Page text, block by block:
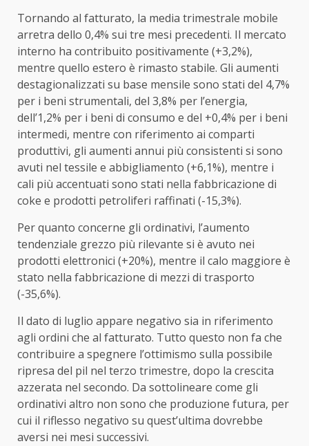
Tornando al fatturato, la media trimestrale mobile
arretra dello 0,4% sui tre mesi precedenti. Il mercato
interno ha contribuito positivamente (+3,2%),
mentre quello estero è rimasto stabile. Gli aumenti
destagionalizzati su base mensile sono stati del 4,7%
per i beni strumentali, del 3,8% per l’energia,
dell’1,2% per i beni di consumo e del +0,4% per i beni
intermedi, mentre con riferimento ai comparti
produttivi, gli aumenti annui più consistenti si sono
avuti nel tessile e abbigliamento (+6,1%), mentre i
cali più accentuati sono stati nella fabbricazione di
coke e prodotti petroliferi raffinati (-15,3%).
Per quanto concerne gli ordinativi, l’aumento
tendenziale grezzo più rilevante si è avuto nei
prodotti elettronici (+20%), mentre il calo maggiore è
stato nella fabbricazione di mezzi di trasporto
(-35,6%).
Il dato di luglio appare negativo sia in riferimento
agli ordini che al fatturato. Tutto questo non fa che
contribuire a spegnere l’ottimismo sulla possibile
ripresa del pil nel terzo trimestre, dopo la crescita
azzerata nel secondo. Da sottolineare come gli
ordinativi altro non sono che produzione futura, per
cui il riflesso negativo su quest’ultima dovrebbe
aversi nei mesi successivi.